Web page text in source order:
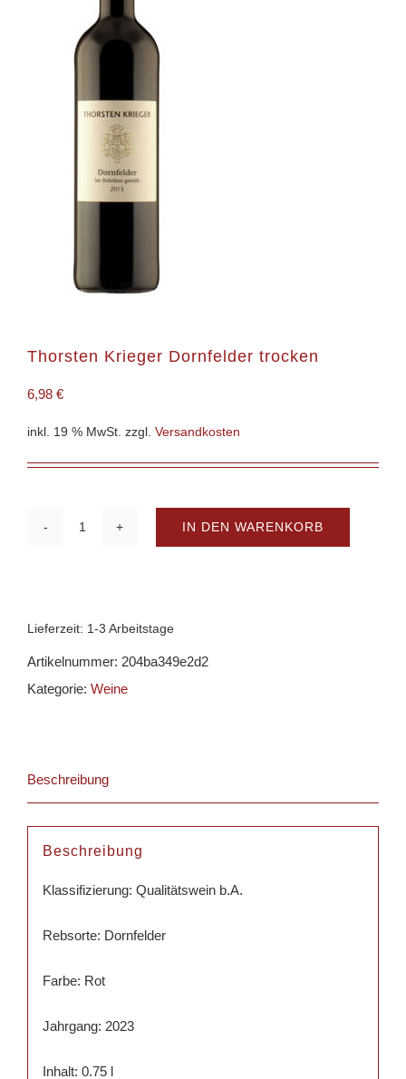
Thorsten Krieger Dornfelder trocken
6,98 €
inkl. 19 % MwSt. zzgl. Versandkosten
trocken
IN DEN WARENKORB
Lieferzeit: 1-3 Arbeitstage
Artikelnummer: 204ba349e2d2
Kategorie: Weine
Beschreibung
Beschreibung
Klassifizierung: Qualitätswein b.A.
Rebsorte: Dornfelder
Farbe: Rot
Jahrgang: 2023
Inhalt: 0.75 l